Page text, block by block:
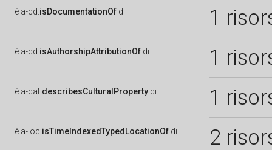
è a-cd:isDocumentationOf di 1
è a-cd:isAuthorshipAttributionOf di 1
è a-cat:describesCulturalProperty di 1
è a-loc:isTimeIndexedTypedLocationOf di 2